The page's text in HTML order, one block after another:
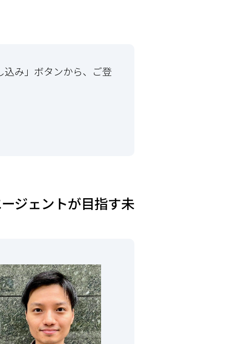
込み」ボタンから、ご登
ジェントが目指す未